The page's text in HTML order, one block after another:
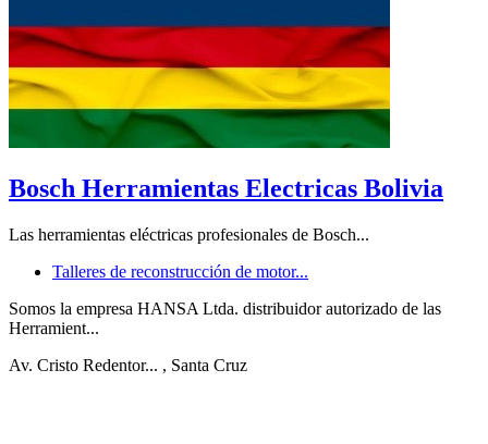
Bosch Herramientas Electricas Bolivia
Las herramientas eléctricas profesionales de Bosch...
Talleres de reconstrucción de motor...
Somos la empresa HANSA Ltda. distribuidor autorizado de las
Herramient...
Av. Cristo Redentor... , Santa Cruz